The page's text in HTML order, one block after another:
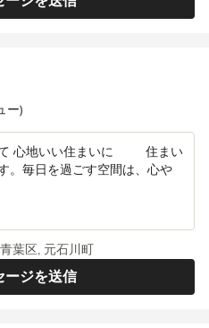
ー)
て 心地いい住まいに 住まい
。毎日を過ごす空間は、心や
ージを送信
葉区, 元石川町